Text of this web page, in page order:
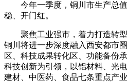
今年一季度，铜川市生产总
稳、开门红。
聚焦工业强市，着力打造转
铜川将进一步深度融入西安都市
区、科技成果转化区、功能备份
科技创新为引领，以铝材料、光
建材、中医药、食品七条重点产